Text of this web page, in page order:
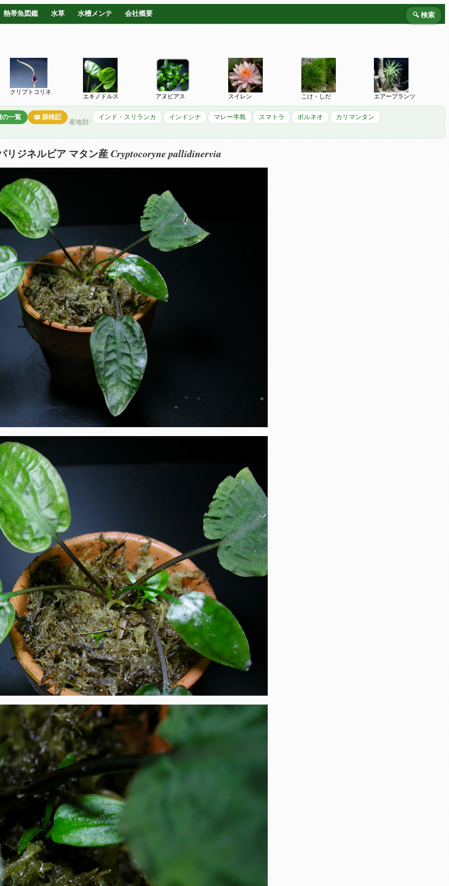
熱帯魚図鑑 水草 水槽メンテ 会社概要 🔍 検索
クリプトコリネ
エキノドルス アヌビアス スイレン こけ・しだ エアープランツ
の一覧 📖 探検記
産地別:
インド・スリランカ インドシナ マレー半島 スマトラ ボルネオ カリマンタン
リジネルビア マタン産 Cryptocoryne pallidinervia